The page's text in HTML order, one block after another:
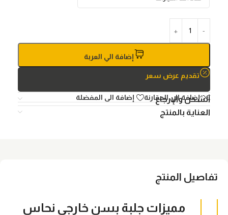
إضافة الي العربة
تقديم عرض سعر
إضافة الي المقارنة إضافة الى المفضلة
الشحن والإرجاع
العناية بالمنتج
تفاصيل المنتج
مميزات جلبة بسن خارجي نحاس